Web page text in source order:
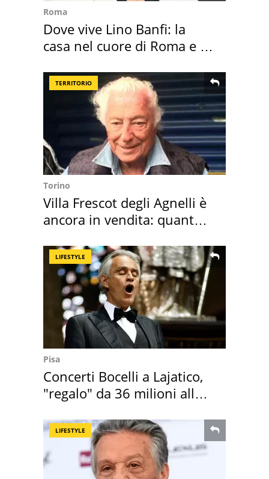
Roma
Dove vive Lino Banfi: la
casa nel cuore di Roma e i
TERRITORIO
Torino
Villa Frescot degli Agnelli è
ancora in vendita: quanto
LIFESTYLE
Pisa
Concerti Bocelli a Lajatico,
"regalo" da 36 milioni alla
LIFESTYLE